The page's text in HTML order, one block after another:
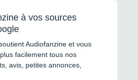
à vos sources
Audiofanzine et vous
facilement tous nos
avis, petites annonces,